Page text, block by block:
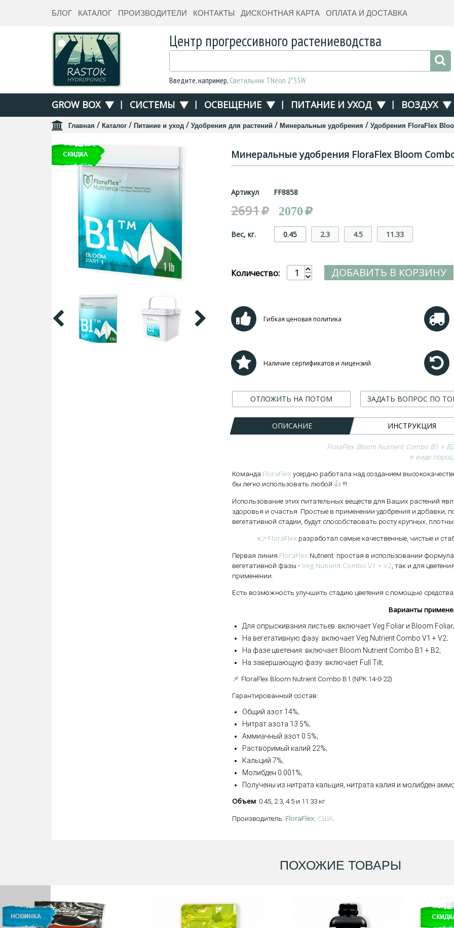
БЛОГ КАТАЛОГ ПРОИЗВОДИТЕЛИ КОНТАКТЫ ДИСКОНТНАЯ КАРТА ОПЛАТА И ДОСТАВКА
Центр прогрессивного растениеводства
Введите, например, Светильник TNeon 2*55W
GROW BOX | СИСТЕМЫ | ОСВЕЩЕНИЕ | ПИТАНИЕ И УХОД | ВОЗДУХ
Главная / Каталог / Питание и уход / Удобрения для растений / Минеральные удобрения / Удобрения FloraFlex
Минеральные удобрения FloraFlex Bloom
Артикул FF8858
2691 2070
Вес, кг. 0.45 2.3 4.5 11.33
Количество: ДОБАВИТЬ В КОРЗИНУ
Гибкая ценовая политика
Наличие сертификатов и лицензий
ОТЛОЖИТЬ НА ПОТОМ ЗАДАТЬ ВОПРОС ПО
ОПИСАНИЕ ИНСТРУКЦИЯ
FloraFlex Bloom Nutrient Combo B1 +
в виде
Команда FloraFlex усердно работала над созданием
бы легко использовать любой 👍 !!!
Использование этих питательных веществ для Ваших растений
здоровья и счастья. Простые в применении удобрения и добавки,
вегетативной стадии, будут способствовать росту крупных,
👉 FloraFlex разработал самые качественные, чистые и
Первая линия FloraFlex Nutrient: простая в использовании
вегетативной фазы - Veg Nutrient Combo V1 + V2 , так и для
применении.
Есть возможность улучшить стадию цветения с помощью средства
Варианты
Для опрыскивания листьев: включает Veg Foliar и Bloom Foliar;
На вегетативную фазу: включает Veg Nutrient Combo V1 + V2;
На фазе цветения: включает Bloom Nutrient Combo B1 + B2;
На завершающую фазу: включает Full Tilt;
📌 FloraFlex Bloom Nutrient Combo B1 (NPK 14-0-22)
Гарантированный состав:
Общий азот 14%;
Нитрат азота 13.5%;
Аммиачный азот 0.5%;
Растворимый калий 22%;
Кальций 7%;
Молибден 0.001%;
Получены из нитрата кальция, нитрата калия и молибден
Объем: 0.45, 2.3, 4.5 и 11.33 кг.
Производитель: FloraFlex , США.
ПОХОЖИЕ ТОВАРЫ